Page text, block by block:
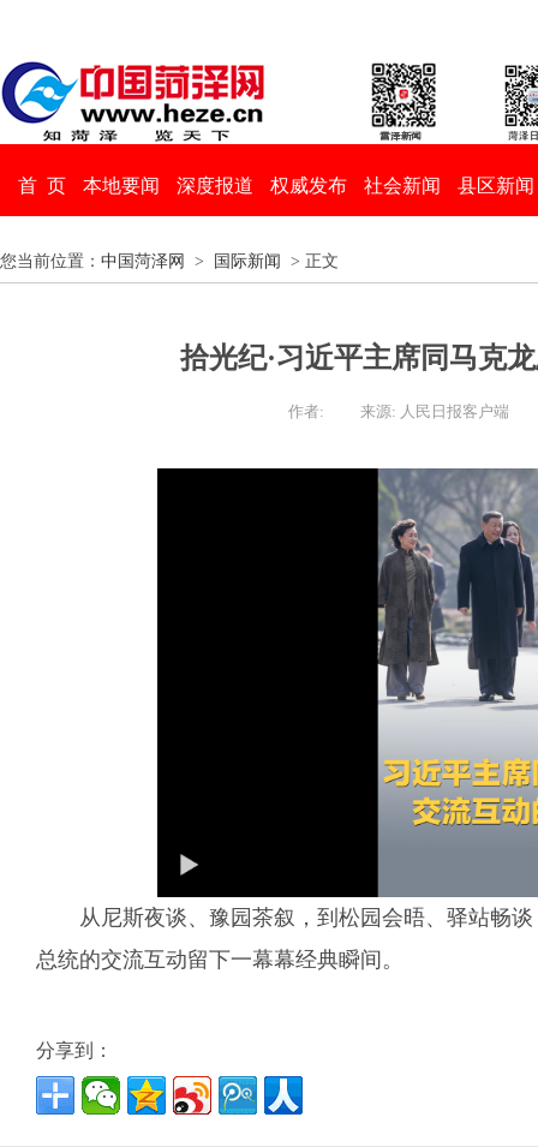
首 页 本地要闻 深度报道 权威发布 社会新闻 县区新闻
您当前位置： 中国菏泽网 > 国际新闻 > 正文
拾光纪·习近平主席同马克
作者: 来源: 人民日报客户端
从尼斯夜谈、豫园茶叙，到松园会晤、驿站畅
总统的交流互动留下一幕幕经典瞬间。
分享到：